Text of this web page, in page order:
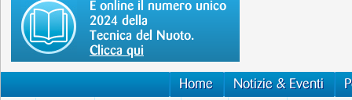
È online il numero unico
2024 della
Tecnica del Nuoto.
Clicca qui
Home Notizie & Eventi